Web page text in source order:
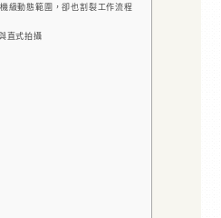
級動態範圍，卻也割裂工作流程
直式拍攝